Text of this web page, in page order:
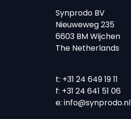
Synprodo BV
Nieuweweg 235
6603 BM Wijchen
The Netherlands
t: +31 24 649 19 11
f: +31 24 641 51 06
e: info@synprodo.nl